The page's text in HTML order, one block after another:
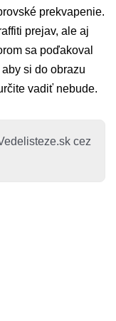
prekvapenie.
prejav, ale aj
sa poďakoval
si do obrazu
vadiť nebude.
cez